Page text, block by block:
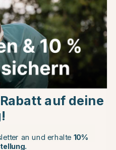
COUNTRY
auf deine
an und erhalte 10%